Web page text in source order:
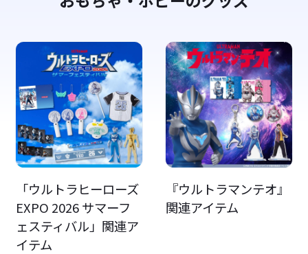
「ウルトラヒーローズ
EXPO 2026 サマーフ
ェスティバル」関連ア
イテム
『ウルトラマンテオ』
関連アイテム